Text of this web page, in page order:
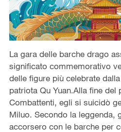
La gara delle barche drago
significato commemorativo
delle figure più celebrate
patriota Qu Yuan.Alla fine del
Combattenti, egli si suicidò
Miluo. Secondo la leggenda,
accorsero con le barche per